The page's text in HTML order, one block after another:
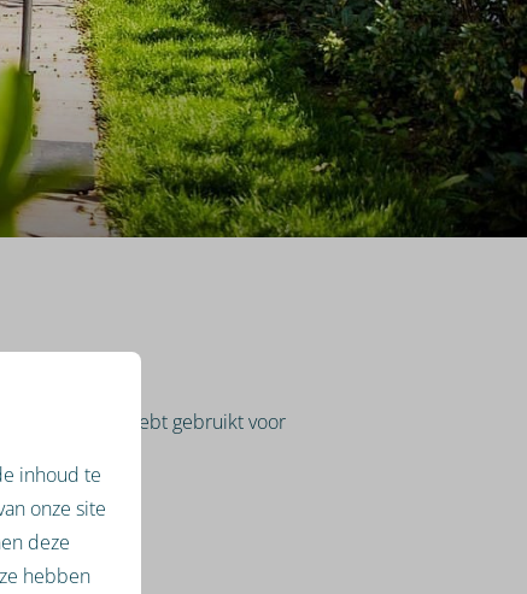
in dat je hebt gebruikt voor
inhoud te
onze site
deze
hebben